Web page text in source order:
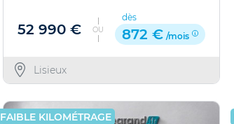
52 990 € OU
dès
872 € /mois
Lisieux
FAIBLE KILOMÉTRAGE